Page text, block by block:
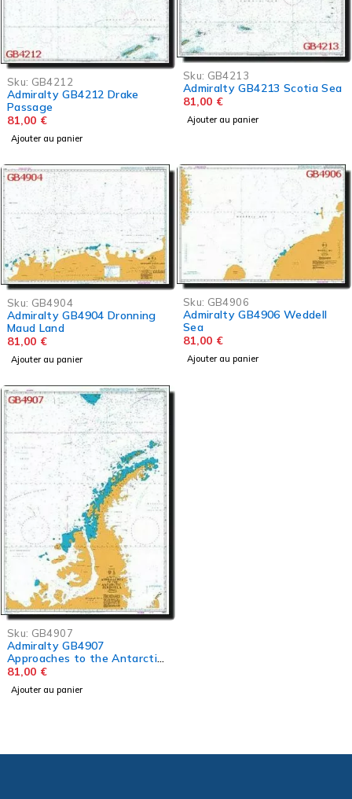
Sku: GB4212
Admiralty GB4212 Drake
Passage
81,00 €
Ajouter au panier
Sku: GB4213
Admiralty GB4213 Scotia Sea
81,00 €
Ajouter au panier
Sku: GB4904
Admiralty GB4904 Dronning
Maud Land
81,00 €
Ajouter au panier
Sku: GB4906
Admiralty GB4906 Weddell
Sea
81,00 €
Ajouter au panier
Sku: GB4907
Admiralty GB4907
Approaches to the Antarctic
Peninsula
81,00 €
Ajouter au panier